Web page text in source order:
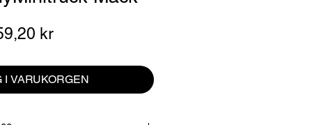
krReapris
I VARUKORGEN